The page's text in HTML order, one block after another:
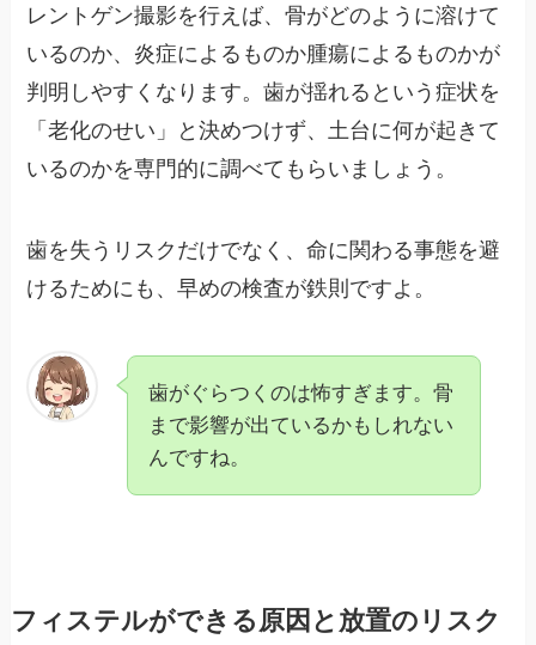
レントゲン撮影を行えば、骨がどのように溶けて
いるのか、炎症によるものか腫瘍によるものかが
判明しやすくなります。歯が揺れるという症状を
「老化のせい」と決めつけず、土台に何が起きて
いるのかを専門的に調べてもらいましょう。
歯を失うリスクだけでなく、命に関わる事態を避
けるためにも、早めの検査が鉄則ですよ。
歯がぐらつくのは怖すぎます。骨
まで影響が出ているかもしれない
んですね。
フィステルができる原因と放置のリスク